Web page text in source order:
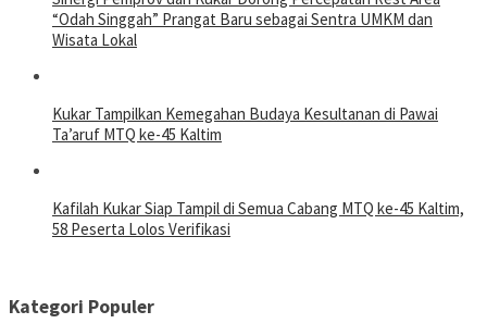
“Odah Singgah” Prangat Baru sebagai Sentra UMKM dan
Wisata Lokal
Kukar Tampilkan Kemegahan Budaya Kesultanan di Pawai
Ta’aruf MTQ ke-45 Kaltim
Kafilah Kukar Siap Tampil di Semua Cabang MTQ ke-45 Kaltim,
58 Peserta Lolos Verifikasi
Kategori Populer